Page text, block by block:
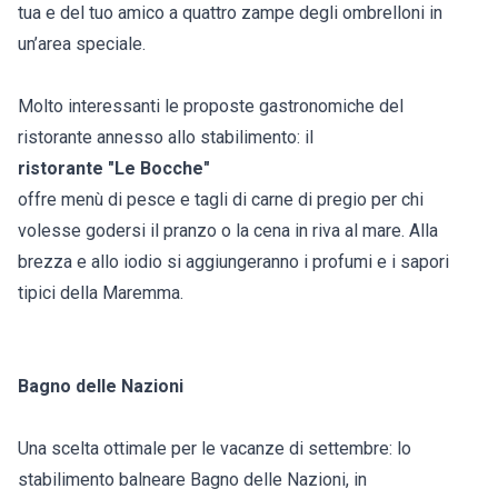
tua e del tuo amico a quattro zampe degli ombrelloni in
un’area speciale.
Molto interessanti le proposte gastronomiche del
ristorante annesso allo stabilimento: il
ristorante "Le Bocche"
offre menù di pesce e tagli di carne di pregio per chi
volesse godersi il pranzo o la cena in riva al mare. Alla
brezza e allo iodio si aggiungeranno i profumi e i sapori
tipici della Maremma.
Bagno delle Nazioni
Una scelta ottimale per le vacanze di settembre: lo
stabilimento balneare Bagno delle Nazioni, in